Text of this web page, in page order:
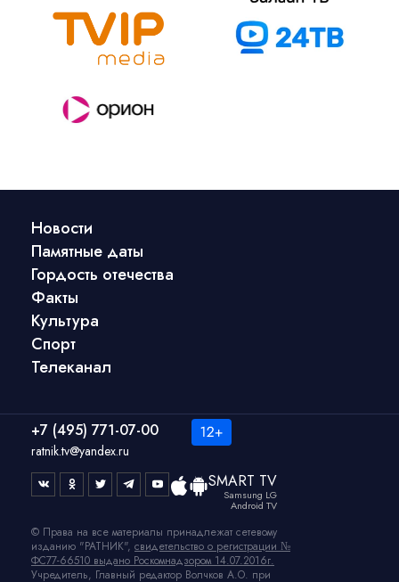
Новости
Памятные даты
Гордость отечества
Факты
Культура
Спорт
Телеканал
+7 (495) 771-07-00
ratnik.tv@yandex.ru
SMART TV
Samsung LG
Android TV
© Права на все материалы принадлежат сетевому
изданию "РАТНИК", свидетельство о регистрации №
ФС77-66510 выдано Роскомнадзором 14.07.2016г.
Учредитель, Главный редактор Волчков А.О. при